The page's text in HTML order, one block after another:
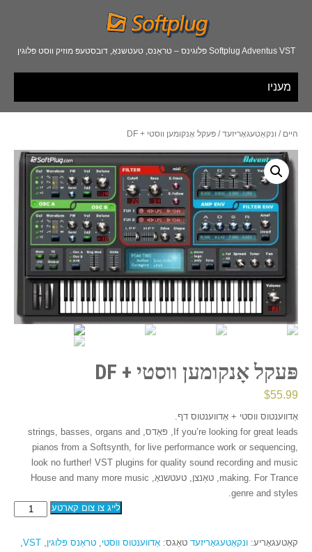
Softplug Adventus VST פּלוגינס – טראַנס, טעטשנאָ, דובסטעפּ מוזיק ווסט פּלוגין
מעניו
היים / ונקאַטעגאָריזעד/ פּעקל אָנקומען ווסטי + DF
פּעקל אָנקומען ווסטי + DF
$55.99
אַדווענטוס ווסטי + אַדווענטוס דף.
If you’re looking for great leads, פּאַדס, strings, basses, organs and
pianos from a Softsynth, for live performance work or sequencing,
look no further! VST plugins for quality sound recording and music
making. For Trance, טאַנצן, טעטשנאָ, House and many more music
genre and styles.
פּעקל
ווסטי
לייג צו צום קארטע
קאַטעגאָריע: ונקאַטעגאָריזעד טאַגס: אַדווענטוס ווסטי, טראַנס פּלוגין,
VST
,